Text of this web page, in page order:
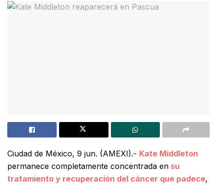
Ciudad de México, 9 jun. (AMEXI).- Kate Middleton
permanece completamente concentrada en su
tratamiento y recuperación del cáncer que padece,